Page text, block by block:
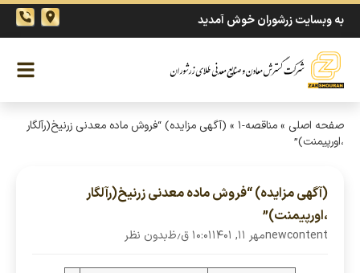
به وبسایت زرشوران خوش آمدید
صفحه اصلی »مناقصه-۱ » (آگهی مزایده) “فروش ماده معدنی زرنیخ(رآلگار
،اورپیمنت)”
(آگهی مزایده) “فروش ماده معدنی زرنیخ(رآلگار
،اورپیمنت)”
newcontentمهر ۱۱, ۱۴۰۱ ۱۰:۰۱ ق٫ظ بدون نظر